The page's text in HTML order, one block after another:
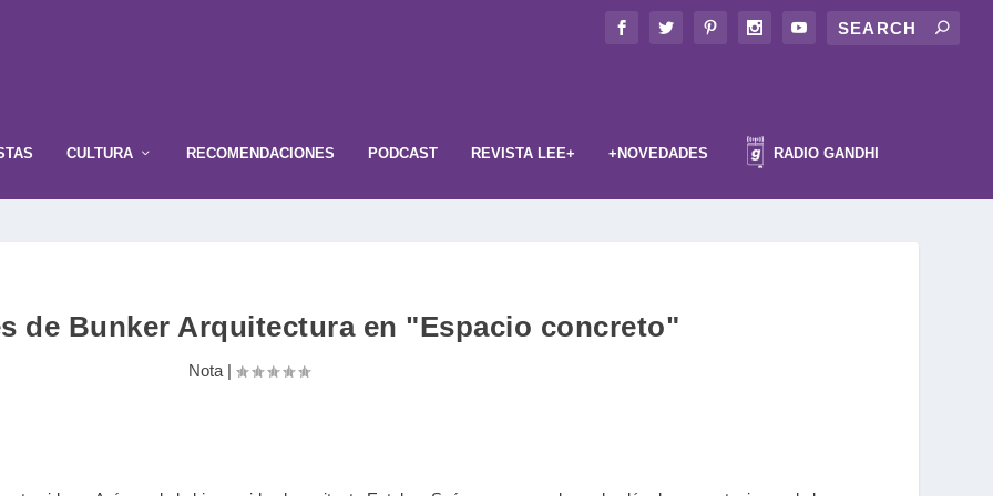
CULTURA RECOMENDACIONES PODCAST REVISTA LEE+ +NOVEDADES RADIO GANDHI
de Bunker Arquitectura en "Espacio concreto"
Nota|